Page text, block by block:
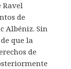
Ravel
de
Albéniz. Sin
que la
de